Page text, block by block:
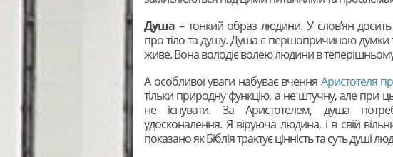
Душа – тонкий образ людини. У слов’ян
про тіло та душу. Душа є першопричиною думки
живе. Вона володіє волею людини в
А особливої уваги набуває вчення Аристотеля
тільки природну функцію, а не штучну, але при
не існувати. За Аристотелем, душа
удосконалення. Я віруюча людина, і в свій
показано як Біблія трактує цінність та суть душі